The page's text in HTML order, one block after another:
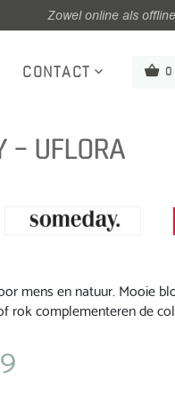
Zowel online als
CONTACT 0
– UFLORA
mens en natuur. Mooie
rok complementeren de